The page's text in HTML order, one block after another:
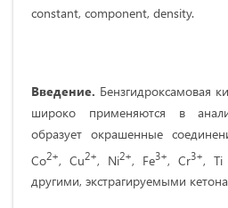
constant, component, density.
Введение. Бензгидроксамовая
широко применяются в
образует окрашенные
Co2+, Cu2+, Ni2+, Fe3+, Cr3+, Ti
другими, экстрагируемыми